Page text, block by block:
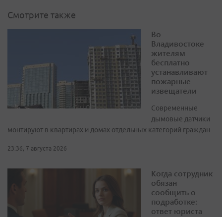
Смотрите также
Во
Владивостоке
жителям
бесплатно
устанавливают
пожарные
извещатели
Современные
дымовые датчики
монтируют в квартирах и домах отдельных категорий граждан
23:36, 7 августа 2026
Когда сотрудник
обязан
сообщить о
подработке:
ответ юриста